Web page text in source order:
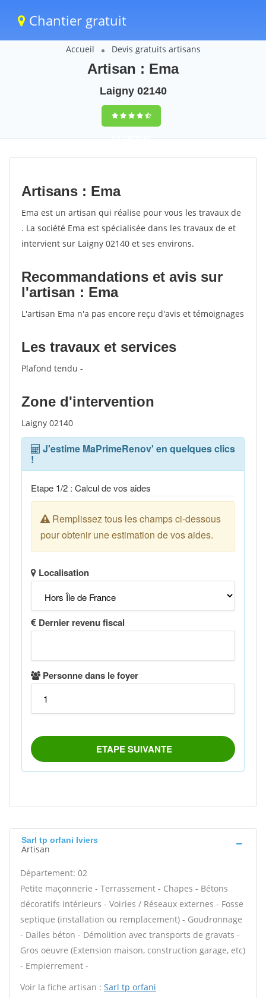
Chantier gratuit
Accueil Devis gratuits artisans
Artisan : Ema
Laigny 02140
9,5(100%)82
votes
Artisans : Ema
Ema est un artisan qui réalise pour vous les travaux de
. La société Ema est spécialisée dans les travaux de et
intervient sur Laigny 02140 et ses environs.
Recommandations et avis sur
l'artisan : Ema
L'artisan Ema n'a pas encore reçu d'avis et témoignages
Les travaux et services
Plafond tendu -
Zone d'intervention
Laigny 02140
Sarl tp orfani Iviers
Artisan
Département: 02
Petite maçonnerie - Terrassement - Chapes - Bétons
décoratifs intérieurs - Voiries / Réseaux externes - Fosse
septique (installation ou remplacement) - Goudronnage
- Dalles béton - Démolition avec transports de gravats -
Gros oeuvre (Extension maison, construction garage, etc)
- Empierrement -
Voir la fiche artisan : Sarl tp orfani